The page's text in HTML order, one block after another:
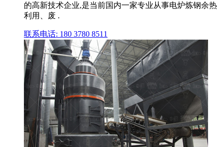
的高新技术企业,是当前国内一家专业从事电炉炼钢余热
利用、废 .
联系电话: 180 3780 8511